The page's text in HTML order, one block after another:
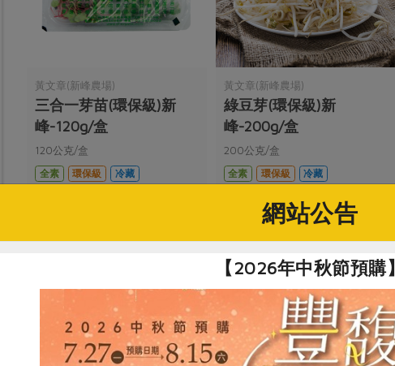
黃文章(新峰農場)
三合一芽苗(環保級)新
峰-120g/盒
120公克/盒
全素
環保級 冷藏
黃文章(新峰農場)
綠豆芽(環保級)新
峰-200g/盒
200公克/盒
全素
環保級 冷藏
網站公告
【2026年中秋節預購】